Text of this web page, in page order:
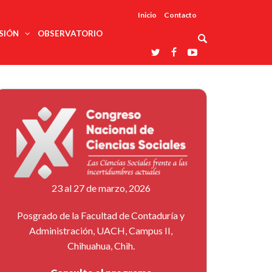
Inicio Contacto
ciencias
profesionales
trabajo
Redes
temáticas
Laboratorios
nacionales
Entidades
afines
Reconoce
La UDUALC
A La
Universidad
De México
En Su 475
Aniversario
OBSERVATORIO
23 al 27 de marzo, 2026
Posgrado de la Facultad de Contaduría y
Administración, UACH, Campus II,
Chihuahua, Chih.